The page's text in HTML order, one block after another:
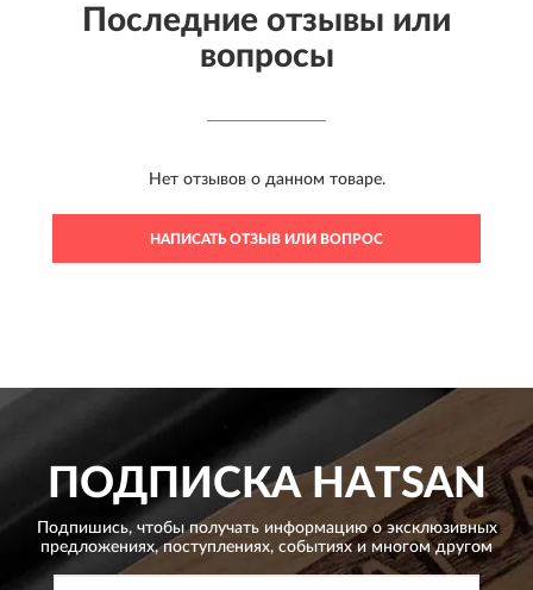
Последние отзывы или
вопросы
Нет отзывов о данном товаре.
НАПИСАТЬ ОТЗЫВ ИЛИ ВОПРОС
ПОДПИСКАHATSAN
Подпишись, чтобы получать информацию о эксклюзивных
предложениях,поступлениях, событиях и многом другом